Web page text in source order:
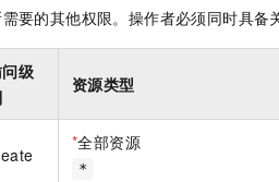
要的其他权限。操作者必须同时具备
级
资源类型
*全部资源
*
即刻拥有 DeepSeek-R1 满血版